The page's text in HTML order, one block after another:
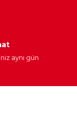
aynı gün